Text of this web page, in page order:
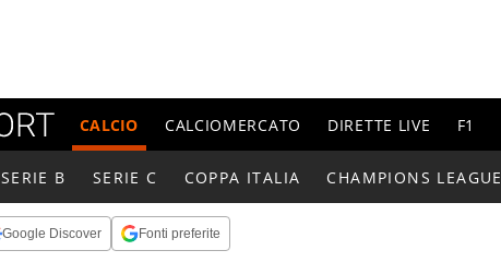
CALCIO CALCIOMERCATO DIRETTE LIVE F1
SERIE B SERIE C COPPA ITALIA CHAMPIONS LEAGUE
Google Discover Fonti preferite